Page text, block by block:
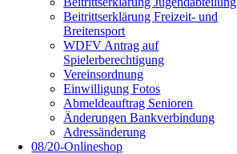
Beitrittserklärung Freizeit- und
Breitensport
WDFV Antrag auf
Spielerberechtigung
Vereinsordnung
Einwilligung Fotos
Abmeldeauftrag Senioren
Änderungen Bankverbindung
Adressänderung
08/20-Onlineshop